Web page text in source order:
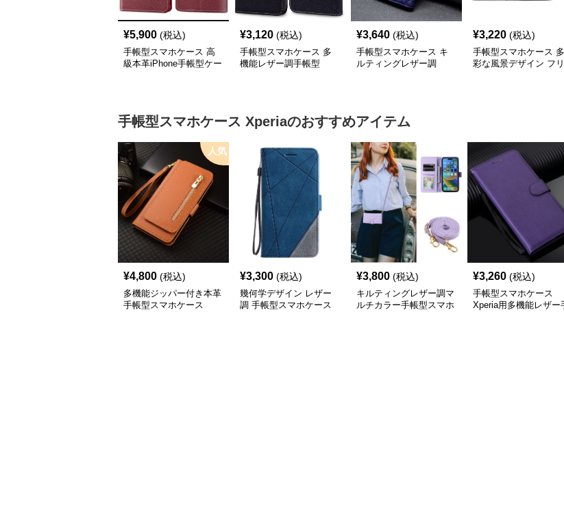
¥5,900 (税込)
手帳型スマホケース 高
級本革iPhone手帳型ケー
¥3,120 (税込)
手帳型スマホケース 多
機能レザー調手帳型
¥3,640 (税込)
手帳型スマホケース キ
ルティングレザー調
¥3,220 (税込)
手帳型スマホケース 多
彩な風景デザイン フリ
手帳型スマホケース Xperiaのおすすめアイテム
人気
¥4,800 (税込)
多機能ジッパー付き本革
手帳型スマホケース
¥3,300 (税込)
幾何学デザイン レザー
調 手帳型スマホケース
¥3,800 (税込)
キルティングレザー調マ
ルチカラー手帳型スマホ
¥3,260 (税込)
手帳型スマホケース
Xperia用多機能レザー